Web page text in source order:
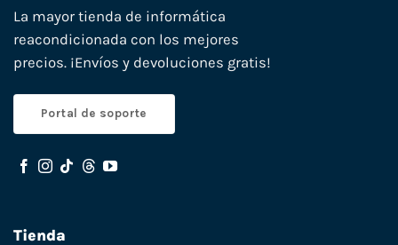
La mayor tienda de informática
reacondicionada con los mejores
precios. ¡Envíos y devoluciones gratis!
Portal de soporte
Tienda